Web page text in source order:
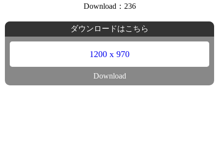
Download：236
ダウンロードはこちら
1200 x 970
Download